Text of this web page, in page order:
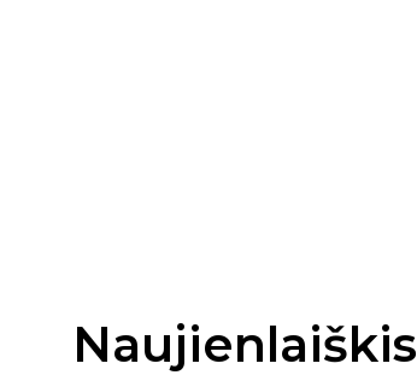
Naujienlaiškis